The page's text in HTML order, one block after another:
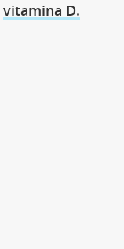
vitamina D.